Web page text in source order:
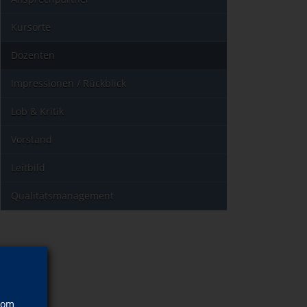
Kursorte
Dozenten
Impressionen / Rückblick
Lob & Kritik
Vorstand
Leitbild
Qualitätsmanagement